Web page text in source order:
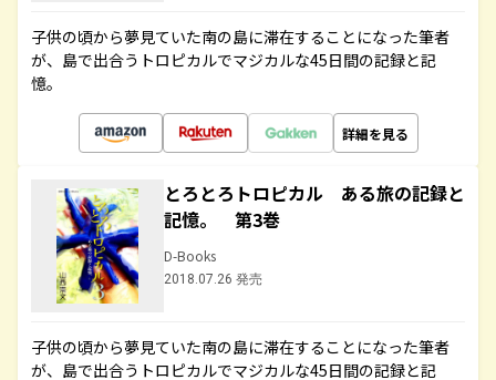
子供の頃から夢見ていた南の島に滞在することになった筆者
が、島で出合うトロピカルでマジカルな45日間の記録と記
憶。
詳細を見る
とろとろトロピカル ある旅の記録と
記憶。 第3巻
D-Books
2018.07.26 発売
子供の頃から夢見ていた南の島に滞在することになった筆者
が、島で出合うトロピカルでマジカルな45日間の記録と記